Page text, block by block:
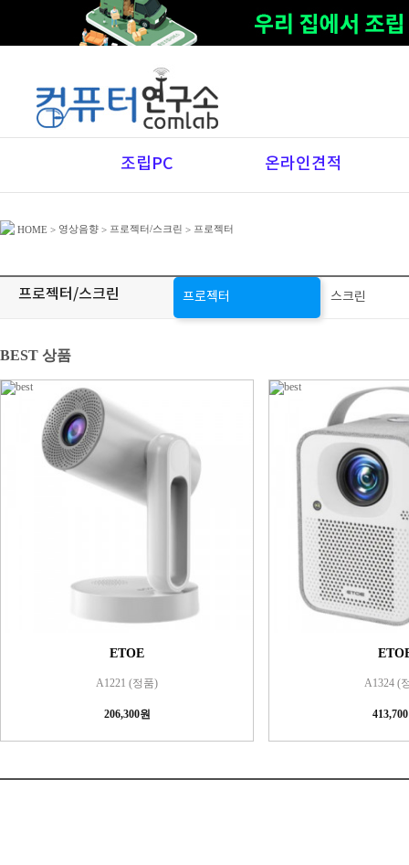
조립PC 온라인견적
HOME > 영상음향 > 프로젝터/스크린 > 프로젝터
프로젝터/스크린 프로젝터 스크린
BEST 상품
ETOE
A1221 (정품)
206,300원
A1324 (